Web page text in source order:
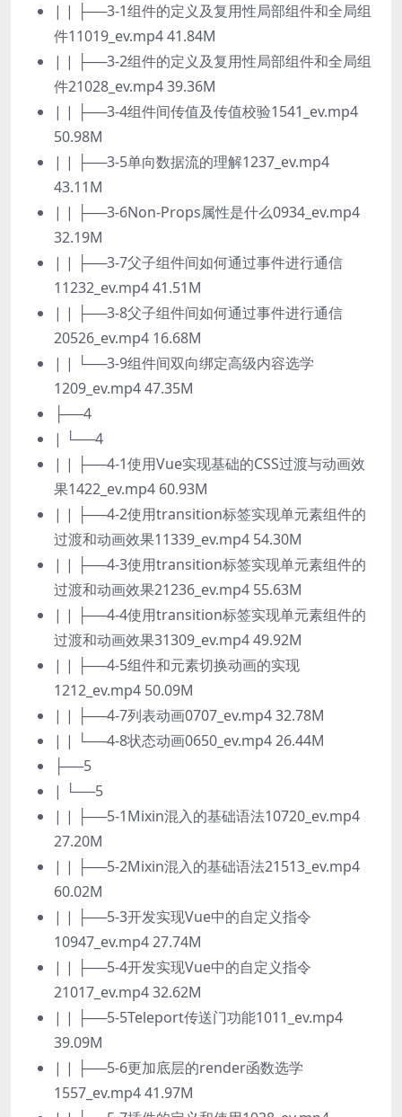
| | ├──3-1组件的定义及复用性局部组件和全局组
件11019_ev.mp4 41.84M
| | ├──3-2组件的定义及复用性局部组件和全局组
件21028_ev.mp4 39.36M
| | ├──3-4组件间传值及传值校验1541_ev.mp4
50.98M
| | ├──3-5单向数据流的理解1237_ev.mp4
43.11M
| | ├──3-6Non-Props属性是什么0934_ev.mp4
32.19M
| | ├──3-7父子组件间如何通过事件进行通信
11232_ev.mp4 41.51M
| | ├──3-8父子组件间如何通过事件进行通信
20526_ev.mp4 16.68M
| | └──3-9组件间双向绑定高级内容选学
1209_ev.mp4 47.35M
├──4
| └──4
| | ├──4-1使用Vue实现基础的CSS过渡与动画效
果1422_ev.mp4 60.93M
| | ├──4-2使用transition标签实现单元素组件的
过渡和动画效果11339_ev.mp4 54.30M
| | ├──4-3使用transition标签实现单元素组件的
过渡和动画效果21236_ev.mp4 55.63M
| | ├──4-4使用transition标签实现单元素组件的
过渡和动画效果31309_ev.mp4 49.92M
| | ├──4-5组件和元素切换动画的实现
1212_ev.mp4 50.09M
| | ├──4-7列表动画0707_ev.mp4 32.78M
| | └──4-8状态动画0650_ev.mp4 26.44M
├──5
| └──5
| | ├──5-1Mixin混入的基础语法10720_ev.mp4
27.20M
| | ├──5-2Mixin混入的基础语法21513_ev.mp4
60.02M
| | ├──5-3开发实现Vue中的自定义指令
10947_ev.mp4 27.74M
| | ├──5-4开发实现Vue中的自定义指令
21017_ev.mp4 32.62M
| | ├──5-5Teleport传送门功能1011_ev.mp4
39.09M
| | ├──5-6更加底层的render函数选学
1557_ev.mp4 41.97M